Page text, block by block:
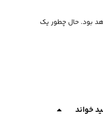
بود. حال چطور یک
خواند